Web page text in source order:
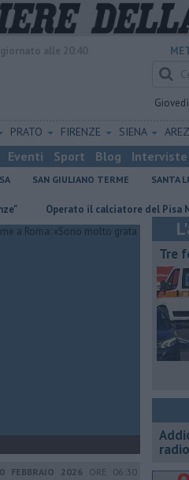
Giovedì
PRATO FIRENZE SIENA
Eventi Sport Blog Interviste
SAN GIULIANO TERME SANTA
Operato il calciatore del Pisa Mateus
FEBBRAIO 2026 ORE 06:30
Tre